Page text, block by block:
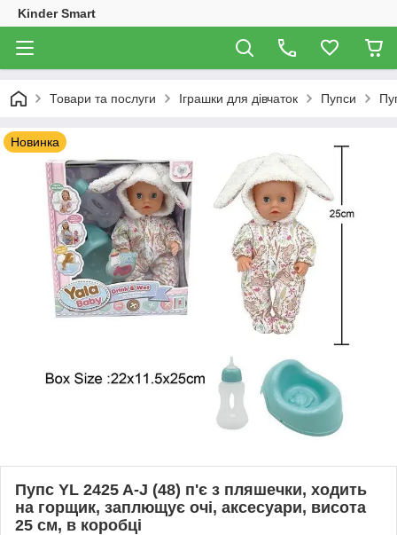
Kinder Smart
Товари та послуги Іграшки для дівчаток Пупси
Новинка
Пупс YL 2425 A-J (48) п'є з пляшечки, ходить
на горщик, заплющує очі, аксесуари, висота
25 см, в коробці